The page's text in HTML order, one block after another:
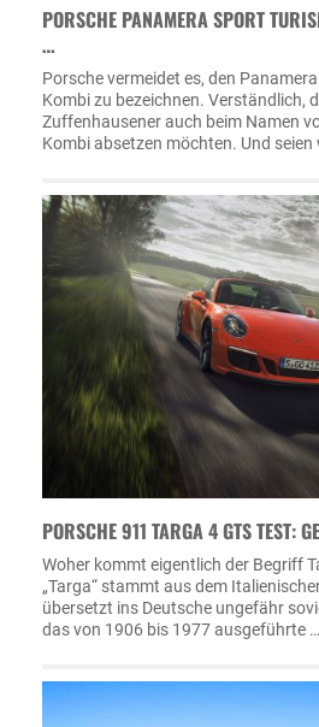
PORSCHE PANAMERA SPORT
…
Porsche vermeidet es, den
Kombi zu bezeichnen. Verständlich,
Zuffenhausener auch beim Namen
Kombi absetzen möchten. Und seien
PORSCHE 911 TARGA 4 GTS TEST:
Woher kommt eigentlich der Begriff
„Targa“ stammt aus dem
übersetzt ins Deutsche ungefähr
das von 1906 bis 1977 ausgeführte …